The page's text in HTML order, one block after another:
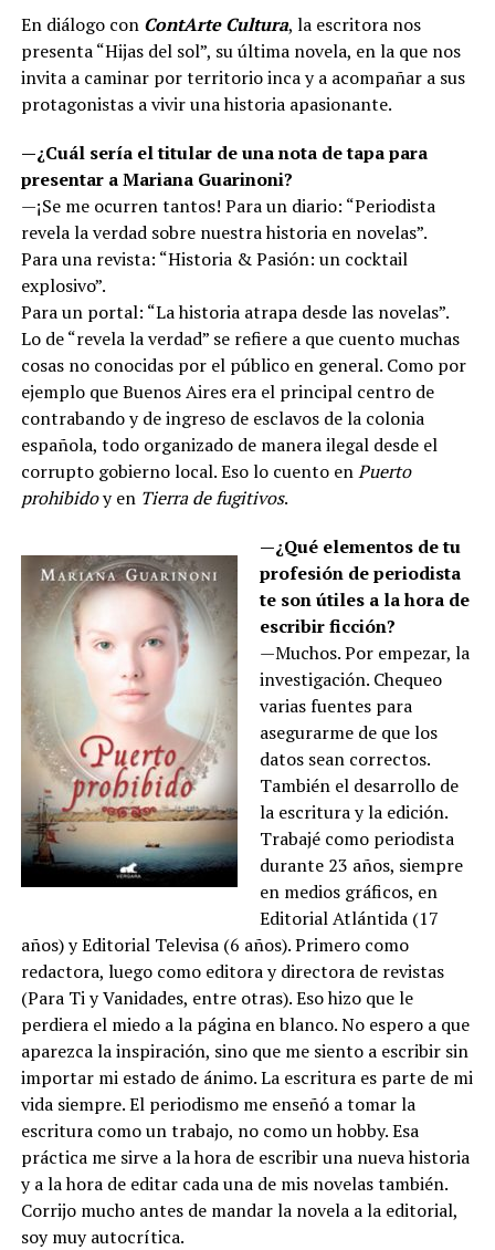
En diálogo con ContArte Cultura, la escritora nos
presenta “Hijas del sol”, su última novela, en la que nos
invita a caminar por territorio inca y a acompañar a sus
protagonistas a vivir una historia apasionante.
—¿Cuál sería el titular de una nota de tapa para
presentar a Mariana Guarinoni?
—¡Se me ocurren tantos! Para un diario: “Periodista
revela la verdad sobre nuestra historia en novelas”.
Para una revista: “Historia & Pasión: un cocktail
explosivo”.
Para un portal: “La historia atrapa desde las novelas”.
Lo de “revela la verdad” se refiere a que cuento muchas
cosas no conocidas por el público en general. Como por
ejemplo que Buenos Aires era el principal centro de
contrabando y de ingreso de esclavos de la colonia
española, todo organizado de manera ilegal desde el
corrupto gobierno local. Eso lo cuento enPuerto
prohibidoy en Tierra de fugitivos.
—¿Qué elementos de tu
profesión de periodista
te son útiles a la hora de
escribir ficción?
—Muchos. Por empezar, la
investigación. Chequeo
varias fuentes para
asegurarme de que los
datos sean correctos.
También el desarrollo de
la escritura y la edición.
Trabajé como periodista
durante 23 años, siempre
en medios gráficos, en
Editorial Atlántida (17
años) y Editorial Televisa (6 años). Primero como
redactora, luego como editora y directora de revistas
(Para Ti y Vanidades, entre otras). Eso hizo que le
perdiera el miedo a la página en blanco. No espero a que
aparezca la inspiración, sino que me siento a escribir sin
importar mi estado de ánimo. La escritura es parte de mi
vida siempre. El periodismo me enseñó a tomar la
escritura como un trabajo, no como un hobby. Esa
práctica me sirve a la hora de escribir una nueva historia
y a la hora de editar cada una de mis novelas también.
Corrijo mucho antes de mandar la novela a la editorial,
soy muy autocrítica.